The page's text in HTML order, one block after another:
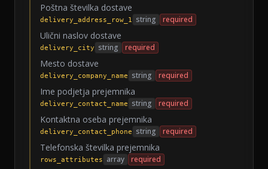
Poštna številka dostave
delivery_address_row_1 string required
Ulični naslov dostave
delivery_city string required
Mesto dostave
delivery_company_name string required
Ime podjetja prejemnika
delivery_contact_name string required
Kontaktna oseba prejemnika
delivery_contact_phone string required
Telefonska številka prejemnika
rows_attributes array required